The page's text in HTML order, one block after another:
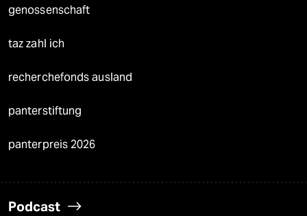
genossenschaft
taz zahl ich
recherchefonds ausland
panterstiftung
panterpreis 2026
Podcast